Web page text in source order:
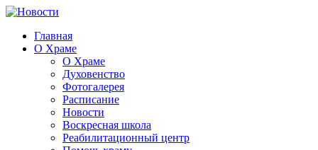
Главная
О Храме
О Храме
Духовенство
Фотогалерея
Расписание
Новости
Воскресная школа
Реабилитационный центр